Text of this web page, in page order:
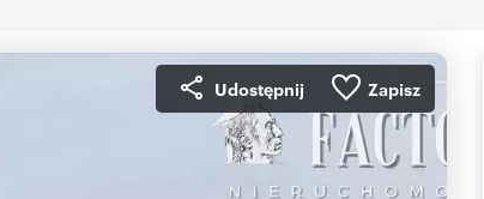
Udostępnij Zapisz